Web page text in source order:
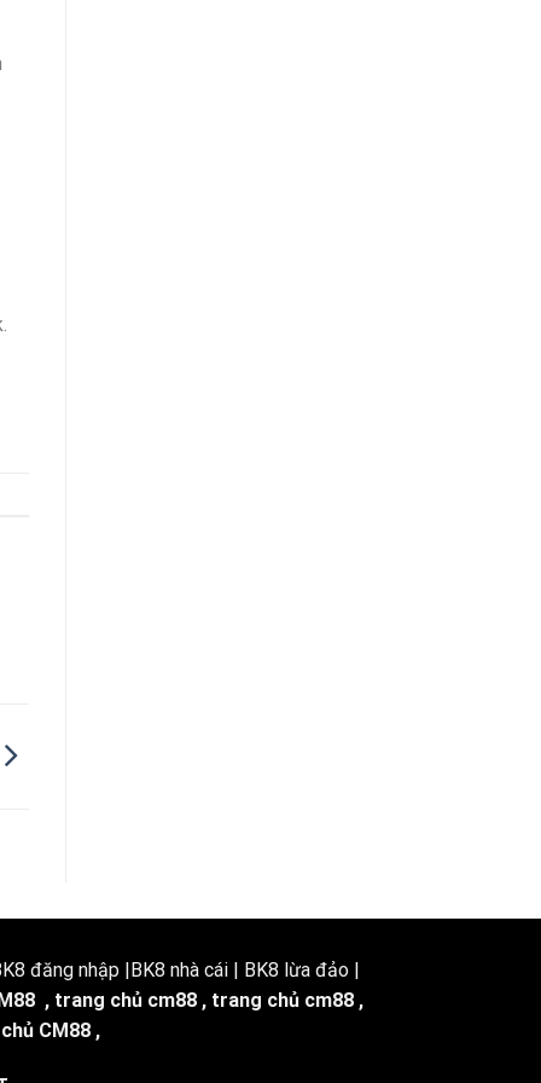
đăng nhập |BK8 nhà cái | BK8 lừa đảo |
, trang chủ cm88, trang chủ cm88,
CM88 ,